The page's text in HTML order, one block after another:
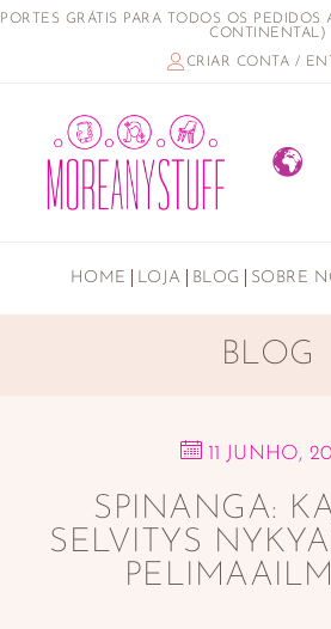
PORTES GRÁTIS PARA TODOS OS
CONTINENTAL)
CRIAR CONTA /
HOME LOJA BLOG SOBRE
BLOG
11 JUNHO,
SPINANGA:
SELVITYS